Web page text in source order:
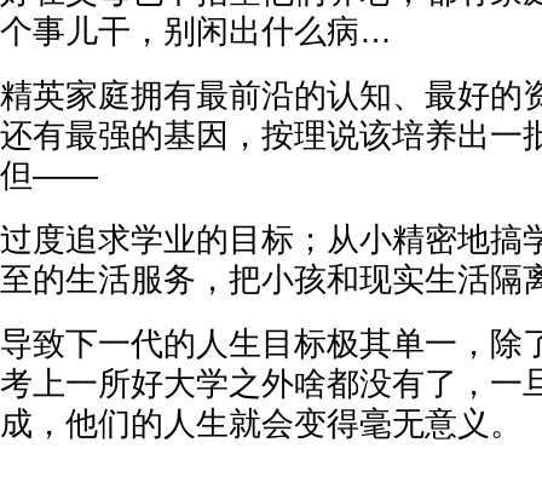
个事儿干，别闲出什么病…
精英家庭拥有最前沿的认知、最好的
还有最强的基因，按理说该培养出一
但——
过度追求学业的目标；从小精密地搞
至的生活服务，把小孩和现实生活
导致下一代的人生目标极其单一，除
考上一所好大学之外啥都没有了，一
成，他们的人生就会变得毫无意义。